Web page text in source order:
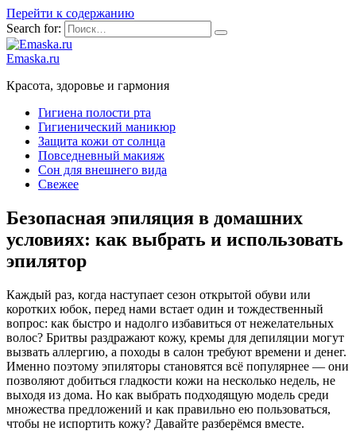
Перейти к содержанию
Search for:
Emaska.ru
Красота, здоровье и гармония
Гигиена полости рта
Гигиенический маникюр
Защита кожи от солнца
Повседневный макияж
Сон для внешнего вида
Свежее
Безопасная эпиляция в домашних
условиях: как выбрать и использовать
эпилятор
Каждый раз, когда наступает сезон открытой обуви или
коротких юбок, перед нами встает один и тождественный
вопрос: как быстро и надолго избавиться от нежелательных
волос? Бритвы раздражают кожу, кремы для депиляции могут
вызвать аллергию, а походы в салон требуют времени и денег.
Именно поэтому эпиляторы становятся всё популярнее — они
позволяют добиться гладкости кожи на несколько недель, не
выходя из дома. Но как выбрать подходящую модель среди
множества предложений и как правильно ею пользоваться,
чтобы не испортить кожу? Давайте разберёмся вместе.